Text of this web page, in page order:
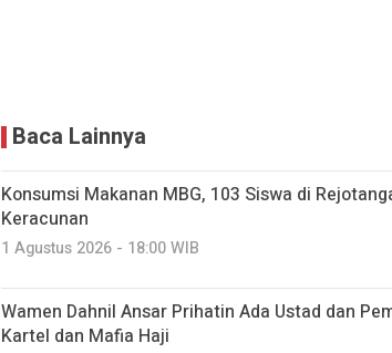
Baca Lainnya
Konsumsi Makanan MBG, 103 Siswa di
Keracunan
1 Agustus 2026 - 18:00 WIB
Wamen Dahnil Ansar Prihatin Ada Ustad dan
Kartel dan Mafia Haji